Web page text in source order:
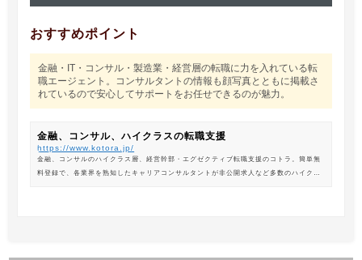
おすすめポイント
金融・IT・コンサル・製造業・経営層の転職に力を入れている転
職エージェント。コンサルタントの情報も顔写真とともに掲載さ
れているので安心してサポートをお任せできるのが魅力。
金融、コンサル、ハイクラスの転職支援
https://www.kotora.jp/
金融、コンサルのハイクラス層、経営幹部・エグゼクティブ転職支援のコトラ。簡単無
料登録で、各業界を熟知したキャリアコンサルタントが非公開求人など多数のハイクラ